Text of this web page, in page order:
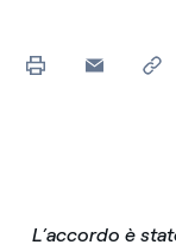
L’accordo è